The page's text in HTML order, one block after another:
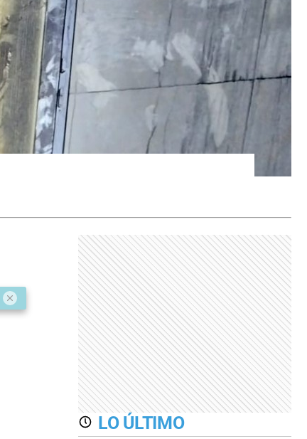
LO ÚLTIMO